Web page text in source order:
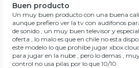
Buen producto
Un muy buen producto con una buena
aunque prefiero ver la tv con audifonos
de sonido , un muy buen televisor y
oferta , lo malo es que en chile no esta
este modelo lo que prohibe jugar xbox
para jugar en la nube , pero lo demas ,
control no usa pilas por lo que 10/10